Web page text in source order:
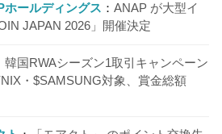
ールディングス
ANAP が大型イ
JAPAN 2026」開催決定
韓国RWAシーズン1取引キャンペーン
・$SAMSUNG対象、賞金総額